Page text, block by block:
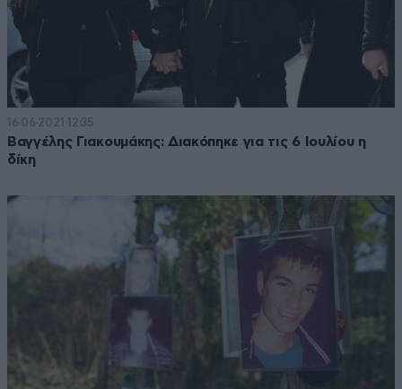
16·06·2021 12:35
Βαγγέλης Γιακουμάκης: Διακόπηκε για τις 6 Ιουλίου η
δίκη